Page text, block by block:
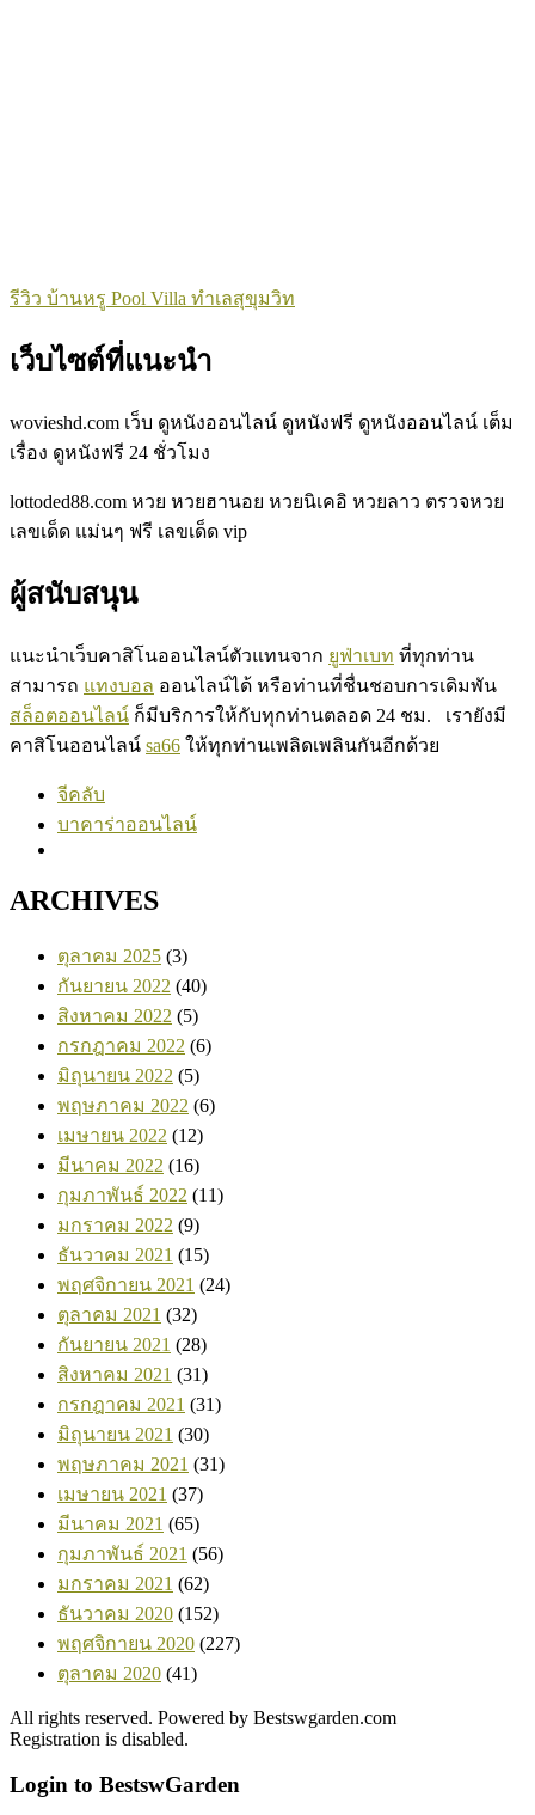
รีวิว บ้านหรู Pool Villa ทำเลสุขุมวิท
เว็บไซต์ที่แนะนำ
wovieshd.com เว็บ ดูหนังออนไลน์ ดูหนังฟรี ดูหนังออนไลน์ เต็ม
เรื่อง ดูหนังฟรี 24 ชั่วโมง
lottoded88.com หวย หวยฮานอย หวยนิเคอิ หวยลาว ตรวจหวย
เลขเด็ด แม่นๆ ฟรี เลขเด็ด vip
ผู้สนับสนุน
แนะนำเว็บคาสิโนออนไลน์ตัวแทนจาก ยูฟ่าเบท ที่ทุกท่าน
สามารถ แทงบอล ออนไลน์ได้ หรือท่านที่ชื่นชอบการเดิมพัน
สล็อตออนไลน์ ก็มีบริการให้กับทุกท่านตลอด 24 ชม. เรายังมี
คาสิโนออนไลน์ sa66 ให้ทุกท่านเพลิดเพลินกันอีกด้วย
จีคลับ
บาคาร่าออนไลน์
ARCHIVES
ตุลาคม 2025 (3)
กันยายน 2022 (40)
สิงหาคม 2022 (5)
กรกฎาคม 2022 (6)
มิถุนายน 2022 (5)
พฤษภาคม 2022 (6)
เมษายน 2022 (12)
มีนาคม 2022 (16)
กุมภาพันธ์ 2022 (11)
มกราคม 2022 (9)
ธันวาคม 2021 (15)
พฤศจิกายน 2021 (24)
ตุลาคม 2021 (32)
กันยายน 2021 (28)
สิงหาคม 2021 (31)
กรกฎาคม 2021 (31)
มิถุนายน 2021 (30)
พฤษภาคม 2021 (31)
เมษายน 2021 (37)
มีนาคม 2021 (65)
กุมภาพันธ์ 2021 (56)
มกราคม 2021 (62)
ธันวาคม 2020 (152)
พฤศจิกายน 2020 (227)
ตุลาคม 2020 (41)
All rights reserved. Powered by Bestswgarden.com
Registration is disabled.
Login to BestswGarden